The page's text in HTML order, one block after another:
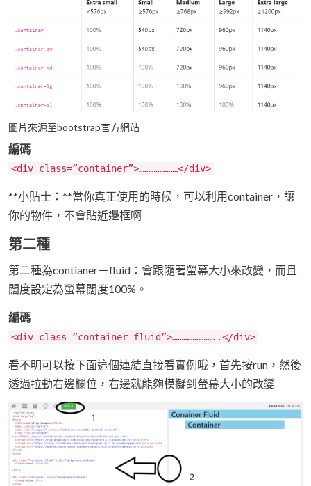
圖片來源至bootstrap官方網站
編碼
<div class=”container”>…………………</div>
**小貼士：**當你真正使用的時候，可以利用container，讓
你的物件，不會貼近邊框啊
第二種
第二種為contianer－fluid：會跟隨著螢幕大小來改變，而且
闊度設定為螢幕闊度100%。
編碼
<div class=”container fluid”>…………………..</div>
看不明可以按下面這個連結直接看實例哦，首先按run，然後
透過拉動右邊欄位，右邊就能夠模擬到螢幕大小的改變